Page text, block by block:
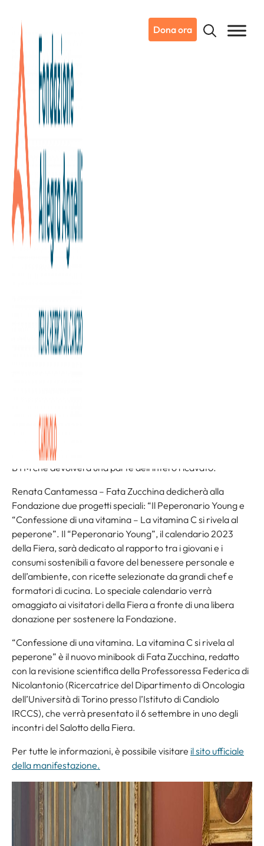
Dona ora
02/09/2022
La Fiera Nazionale del
Peperone di Carmagnola e la
Fondazione ancora insieme per
sostenere la Ricerca
a un prodotto agricolo che torna a riproporre, dal 2 all’11
settembre 2022, eventi gastronomici, culturali ed artistici
per tutti i sensi e per tutte le età. Alla conferenza è
intervenuto anche il Direttore Sanitario dell’Istituto di
dedicate. Il 10 settembre è in programma l’oramai
tradizionale “Gran Galà a sostegno della Fondazione
Allegra Agnelli per la Ricerca sul Cancro” grazie alla Banca
BTM che devolverà una parte dell’intero ricavato.
Renata Cantamessa – Fata Zucchina dedicherà alla
Fondazione due progetti speciali: “Il Peperonario Young e
“Confessione di una vitamina – La vitamina C si rivela al
peperone”. Il “Peperonario Young”, il calendario 2023
della Fiera, sarà dedicato al rapporto tra i giovani e i
consumi sostenibili a favore del benessere personale e
dell’ambiente, con ricette selezionate da grandi chef e
formatori di cucina. Lo speciale calendario verrà
omaggiato ai visitatori della Fiera a fronte di una libera
donazione per sostenere la Fondazione.
“Confessione di una vitamina. La vitamina C si rivela al
peperone” è il nuovo minibook di Fata Zucchina, redatto
con la revisione scientifica della Professoressa Federica di
Nicolantonio (Ricercatrice del Dipartimento di Oncologia
dell’Università di Torino presso l’Istituto di Candiolo
IRCCS), che verrà presentato il 6 settembre in uno degli
incontri del Salotto della Fiera.
Per tutte le informazioni, è possibile visitare il sito ufficiale
della manifestazione.